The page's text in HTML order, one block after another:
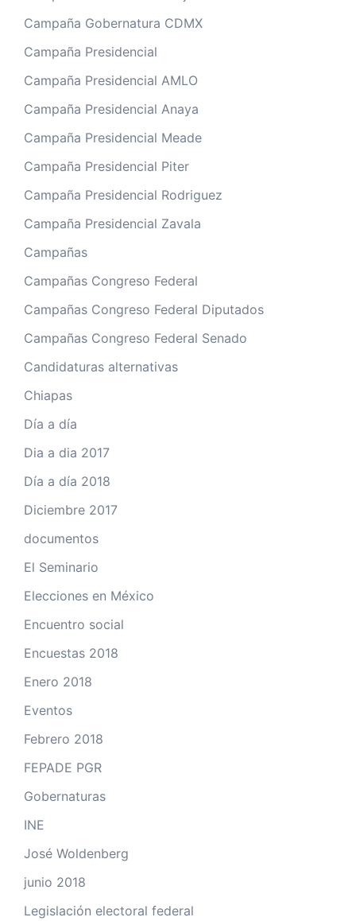
Campaña Gobernatura CDMX
Campaña Presidencial
Campaña Presidencial AMLO
Campaña Presidencial Anaya
Campaña Presidencial Meade
Campaña Presidencial Piter
Campaña Presidencial Rodriguez
Campaña Presidencial Zavala
Campañas
Campañas Congreso Federal
Campañas Congreso Federal Diputados
Campañas Congreso Federal Senado
Candidaturas alternativas
Chiapas
Día a día
Dia a dia 2017
Día a día 2018
Diciembre 2017
documentos
El Seminario
Elecciones en México
Encuentro social
Encuestas 2018
Enero 2018
Eventos
Febrero 2018
FEPADE PGR
Gobernaturas
INE
José Woldenberg
junio 2018
Legislación electoral federal